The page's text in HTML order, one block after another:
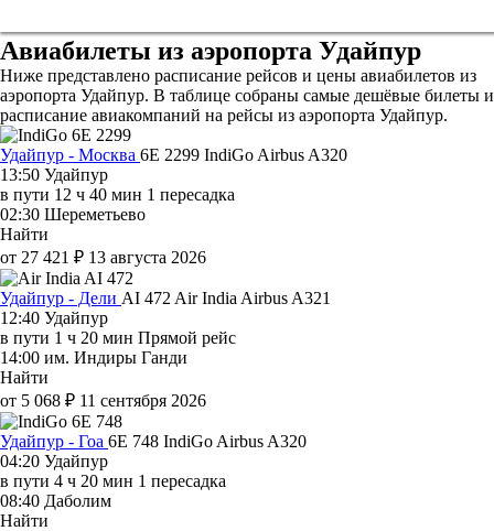
Авиабилеты из аэропорта Удайпур
Ниже представлено расписание рейсов и цены авиабилетов из
аэропорта Удайпур. В таблице собраны самые дешёвые билеты и
расписание авиакомпаний на рейсы из аэропорта Удайпур.
Удайпур - Москва 6E 2299 IndiGo Airbus A320
13:50 Удайпур
в пути 12 ч 40 мин 1 пересадка
02:30 Шереметьево
Найти
от 27 421 ₽ 13 августа 2026
Удайпур - Дели AI 472 Air India Airbus A321
12:40 Удайпур
в пути 1 ч 20 мин Прямой рейс
14:00 им. Индиры Ганди
Найти
от 5 068 ₽ 11 сентября 2026
Удайпур - Гоа 6E 748 IndiGo Airbus A320
04:20 Удайпур
в пути 4 ч 20 мин 1 пересадка
08:40 Даболим
Найти